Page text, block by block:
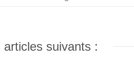
suivants :